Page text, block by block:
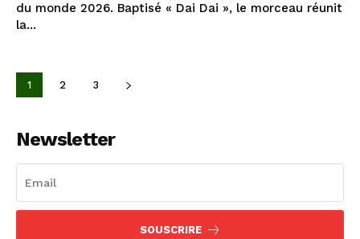
du monde 2026. Baptisé « Dai Dai », le morceau réunit
la...
1 2 3
Newsletter
SOUSCRIRE